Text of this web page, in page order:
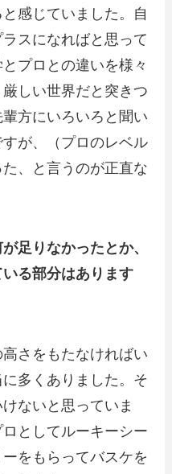
感じていました。自
スになればと思って
プロとの違いを様々
しい世界だと突きつ
方にいろいろと聞い
が、（プロのレベル
、と言うのが正直な
足りなかったとか、
る部分はあります
さをもたなければい
多くありました。そ
ないと思っていま
としてルーキーシー
をもらってバスケを